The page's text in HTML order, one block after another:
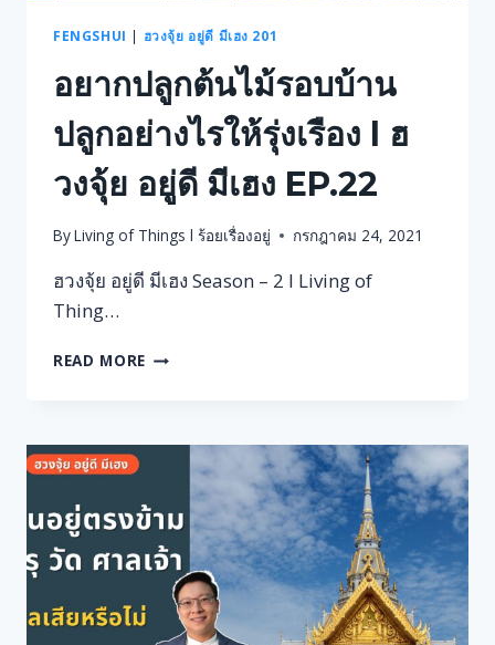
ฮ
จุ้ย
อยู่ดี
มี
เฮง
EP.19
FENGSHUI | ฮวงจุ้ย อยู่ดี มีเฮง 201
อยากปลูกต้นไม้รอบบ้าน
ปลูกอย่างไรให้รุ่งเรือง l ฮ
วงจุ้ย อยู่ดี มีเฮง EP.22
ByLiving of Things l ร้อยเรื่องอยู่ กรกฎาคม 24, 2021
ฮวงจุ้ย อยู่ดี มีเฮง Season – 2 l Living of
Thing…
READ MORE อยาก
บ้าน
อย่างไร
ให้
รุ่งเรือง
L
วง